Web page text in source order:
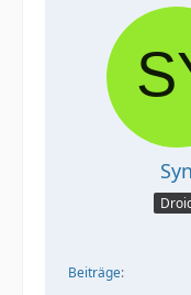
Syn
Beiträge